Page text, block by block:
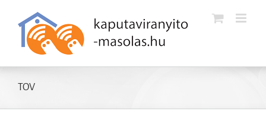
Kihagyás
TOV